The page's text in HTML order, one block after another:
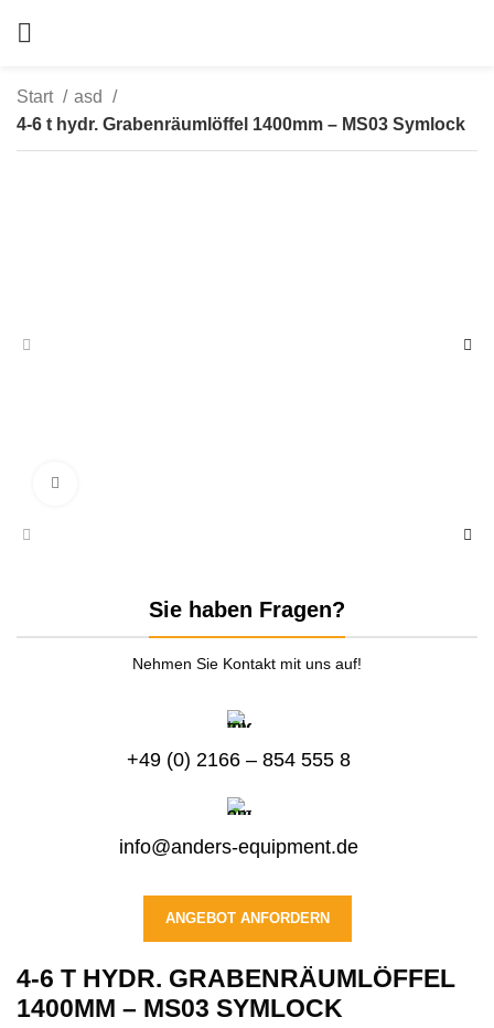
Start
asd
4-6 t hydr. Grabenräumlöffel 1400mm – MS03 Symlock
Sie haben Fragen?
Nehmen Sie Kontakt mit uns auf!
+49 (0) 2166 – 854 555 8
info@anders-equipment.de
ANGEBOT ANFORDERN
4-6 T HYDR. GRABENRÄUMLÖFFEL
1400MM – MS03 SYMLOCK